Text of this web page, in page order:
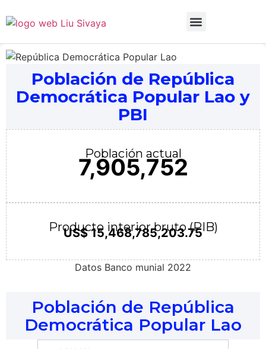
Población de República
Democrática Popular Lao y
PBI
Población actual
7,905,752
Producto interior bruto (PIB)
US$ 15,468,785,203.75
Datos Banco munial 2022
Población de República
Democrática Popular Lao